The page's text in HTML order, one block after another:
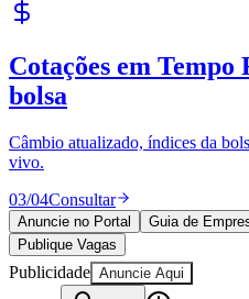
Fortaleza
Publique Vagas
Publique vagas e encontre os
04/04Publicar
Anuncie no Portal
Publique Vagas
Publicidade Anuncie Aqui
Cultura Seguir 2min de
Cultura